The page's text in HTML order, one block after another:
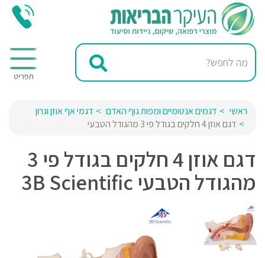
ראשי דגמים אנטומיים ומפות גוף האדם
דגמי אף אוזן וגרון
דגם אוזן 4 חלקים בגודל פי 3 מהגודל הטבעי
דגם אוזן 4 חלקים בגודל פי 3
מהגודל הטבעי 3B Scientific